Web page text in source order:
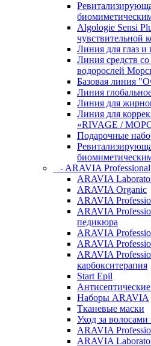
Algologie Sensi
Линия для глаз и
Линия средств
водорослей
Базовая линия
Линия
Линия для
Линия для
«RIVAGE /
Подарочные
- ARAVIA Professional
ARAVIA
ARAVIA Organic
ARAVIA
ARAVIA
педикюра
ARAVIA
ARAVIA
ARAVIA
карбокситерапия
Start Epil
Антисептические
Наборы ARAVIA
Тканевые маски
Уход за
ARAVIA
ARAVIA